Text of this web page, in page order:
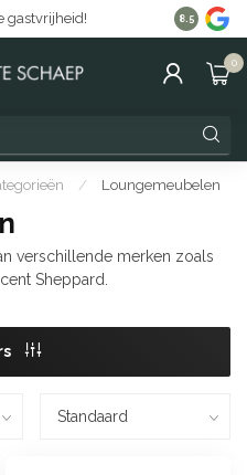
€150 8.5
0
/ Loungemeubelen
verschillende merken zoals
Sheppard.